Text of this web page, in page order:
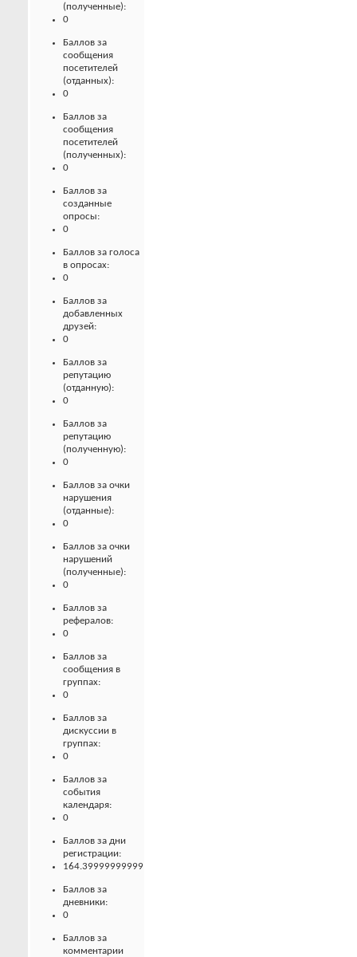
(полученные):
0
Баллов за
сообщения
посетителей
(отданных):
0
Баллов за
сообщения
посетителей
(полученных):
0
Баллов за
созданные
опросы:
0
Баллов за голоса
в опросах:
0
Баллов за
добавленных
друзей:
0
Баллов за
репутацию
(отданную):
0
Баллов за
репутацию
(полученную):
0
Баллов за очки
нарушения
(отданные):
0
Баллов за очки
нарушений
(полученные):
0
Баллов за
рефералов:
0
Баллов за
сообщения в
группах:
0
Баллов за
дискуссии в
группах:
0
Баллов за
события
календаря:
0
Баллов за дни
регистрации:
164.39999999999
Баллов за
дневники:
0
Баллов за
комментарии